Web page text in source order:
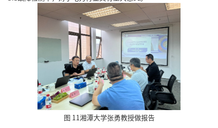
图 11湘潭大学张勇教授做报告